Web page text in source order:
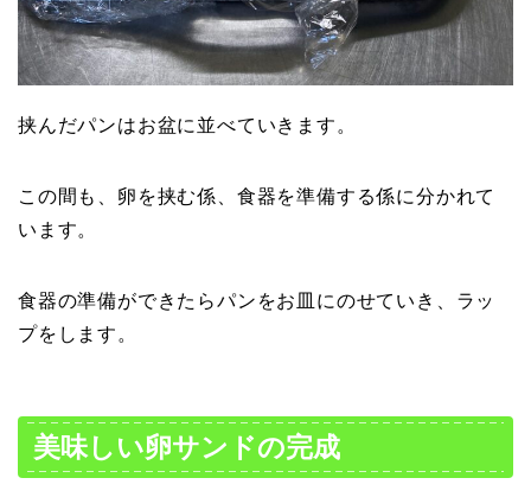
挟んだパンはお盆に並べていきます。
この間も、卵を挟む係、食器を準備する係に分かれて
います。
食器の準備ができたらパンをお皿にのせていき、ラッ
プをします。
美味しい卵サンドの完成